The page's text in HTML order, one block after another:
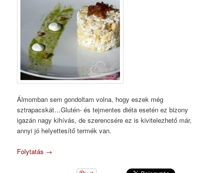
Álmomban sem gondoltam volna, hogy eszek még
sztrapacskát…Glutén- és tejmentes diéta esetén ez bizony
igazán nagy kihívás, de szerencsére ez is kivitelezhető már,
annyi jó helyettesítő termék van.
Folytatás →